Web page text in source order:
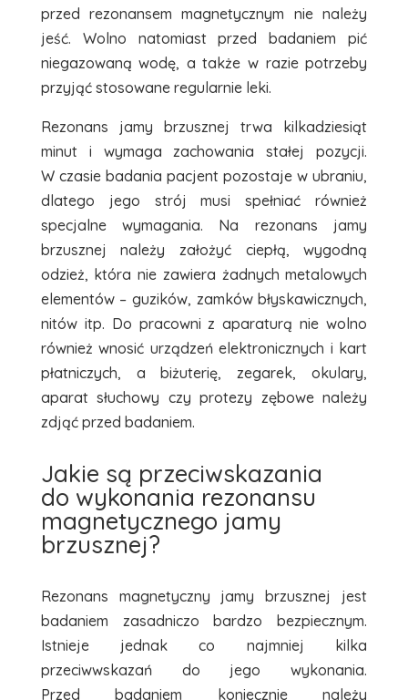
przed rezonansem magnetycznym nie należy
jeść. Wolno natomiast przed badaniem pić
niegazowaną wodę, a także w razie potrzeby
przyjąć stosowane regularnie leki.
Rezonans jamy brzusznej trwa kilkadziesiąt
minut i wymaga zachowania stałej pozycji.
W czasie badania pacjent pozostaje w ubraniu,
dlatego jego strój musi spełniać również
specjalne wymagania. Na rezonans jamy
brzusznej należy założyć ciepłą, wygodną
odzież, która nie zawiera żadnych metalowych
elementów – guzików, zamków błyskawicznych,
nitów itp. Do pracowni z aparaturą nie wolno
również wnosić urządzeń elektronicznych i kart
płatniczych, a biżuterię, zegarek, okulary,
aparat słuchowy czy protezy zębowe należy
zdjąć przed badaniem.
Jakie są przeciwskazania
do wykonania rezonansu
magnetycznego jamy
brzusznej?
Rezonans magnetyczny jamy brzusznej jest
badaniem zasadniczo bardzo bezpiecznym.
Istnieje jednak co najmniej kilka
przeciwwskazań do jego wykonania.
Przed badaniem koniecznie należy